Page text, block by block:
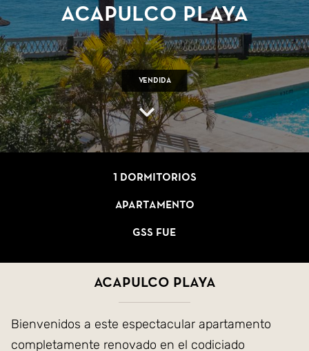
Acapulco Playa
Vendida
1 dormitorios
Apartamento
GSS FUE
Acapulco Playa
Bienvenidos a este espectacular apartamento
completamente renovado en el codiciado